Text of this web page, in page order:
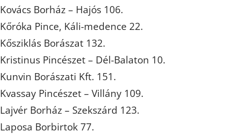
Kovács Borház – Hajós 106.
Kőróka Pince, Káli-medence 22.
Kősziklás Borászat 132.
Kristinus Pincészet – Dél-Balaton 10.
Kunvin Borászati Kft. 151.
Kvassay Pincészet – Villány 109.
Lajvér Borház – Szekszárd 123.
Laposa Borbirtok 77.